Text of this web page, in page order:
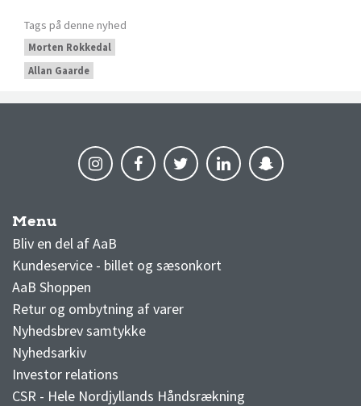
Tags på denne nyhed
Morten Rokkedal
Allan Gaarde
Menu
Bliv en del af AaB
Kundeservice - billet og sæsonkort
AaB Shoppen
Retur og ombytning af varer
Nyhedsbrev samtykke
Nyhedsarkiv
Investor relations
CSR - Hele Nordjyllands Håndsrækning